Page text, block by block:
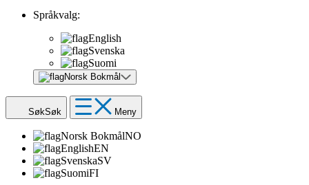
Språkvalg:
English
Svenska
Suomi
Norsk Bokmål
SøkSøk Meny
Norsk BokmålNO
EnglishEN
SvenskaSV
SuomiFI